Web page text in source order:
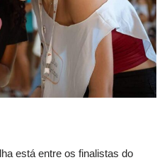
está entre os finalistas do